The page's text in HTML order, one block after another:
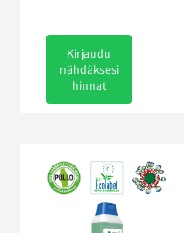
Kirjaudu
nähdäksesi
hinnat